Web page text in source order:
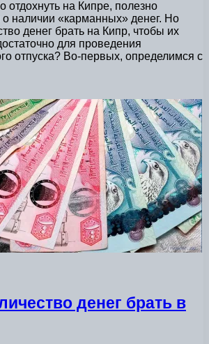
отдохнуть на Кипре, полезно
о наличии «карманных» денег. Но
денег брать на Кипр, чтобы их
для проведения
отпуска? Во-первых, определимся с
денег брать в